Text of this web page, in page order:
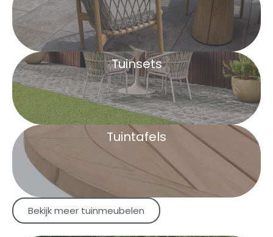
Tuinsets
Tuintafels
Bekijk meer tuinmeubelen